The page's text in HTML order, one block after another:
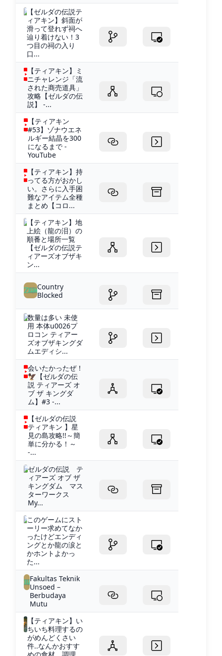
【ゼルダの伝説テ
ィアキン】斜面が
滑って登れず祠へ
辿り着けない！3
つ目の祠の入り
口...
【ティアキン】ミ
ニチャレンジ「流
された商売道具」
攻略【ゼルダの伝
説】 -...
【ティアキン
#53】ゾナウエネ
ルギー結晶を300
になるまで -
YouTube
【ティアキン】持
ってる方がおかし
い。さらに入手困
難なアイテム全種
まとめ【コロ...
【ティアキン】地
上絵（龍の泪）の
順番と場所一覧
【ゼルダの伝説テ
ィアーズオブザキ
ン...
Country
Blocked
数量は多い 未使
用 本体u0026プ
ロコン ティアー
ズオブザキングダ
ムエディシ...
会いたかったぜ！
🦅【ゼルダの伝
説 ティアーズ オ
ブ ザ キングダ
ム】#3 -...
【ゼルダの伝説
ティアキン 】星
見の島攻略!!～簡
単に分かる！～
-...
ゼルダの伝説 テ
ィアーズ オブ ザ
キングダム マス
ターワークス
My...
このゲームにスト
ーリー求めてなか
ったけどエンディ
ングとか龍の涙と
かホントよかっ
た...
Fakultas Teknik
Unsoed –
Berbudaya
Mutu
【ティアキン】い
ちいち料理するの
がめんどくさい
件..なんかおすす